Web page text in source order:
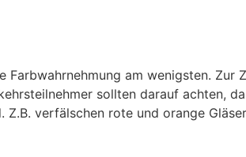
Farbwahrnehmung am wenigsten.
sollten darauf achten,
Z.B. verfälschen rote und orange